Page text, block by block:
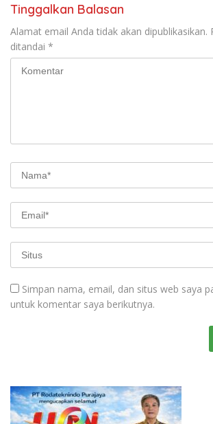
Tinggalkan Balasan
Alamat email Anda tidak akan dipublikasikan.
ditandai *
Simpan nama, email, dan situs web saya
untuk komentar saya berikutnya.